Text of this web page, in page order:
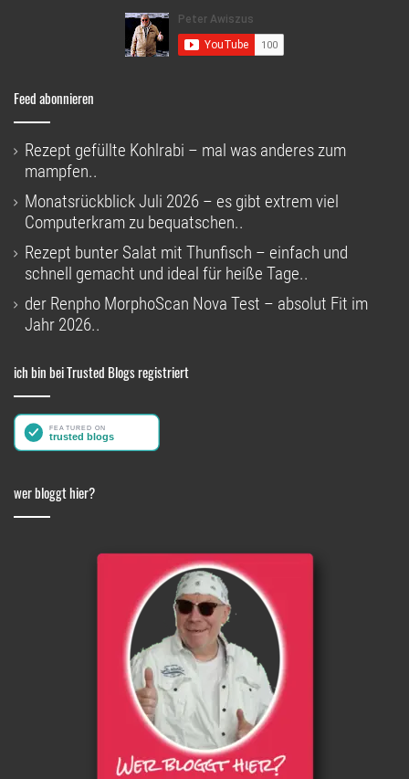
Feed abonnieren
Rezept gefüllte Kohlrabi – mal was anderes zum
mampfen..
Monatsrückblick Juli 2026 – es gibt extrem viel
Computerkram zu bequatschen..
Rezept bunter Salat mit Thunfisch – einfach und
schnell gemacht und ideal für heiße Tage..
der Renpho MorphoScan Nova Test – absolut Fit im
Jahr 2026..
ich bin bei Trusted Blogs registriert
wer bloggt hier?